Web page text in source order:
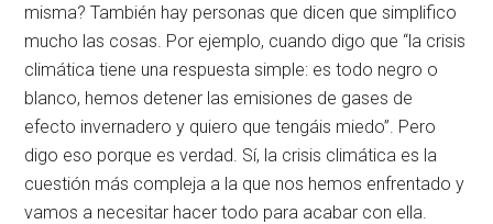
misma? También hay personas que dicen que simplifico
mucho las cosas. Por ejemplo, cuando digo que “la crisis
climática tiene una respuesta simple: es todo negro o
blanco, hemos detener las emisiones de gases de
efecto invernadero y quiero que tengáis miedo”. Pero
digo eso porque es verdad. Sí, la crisis climática es la
cuestión más compleja a la que nos hemos enfrentado y
vamos a necesitar hacer todo para acabar con ella.